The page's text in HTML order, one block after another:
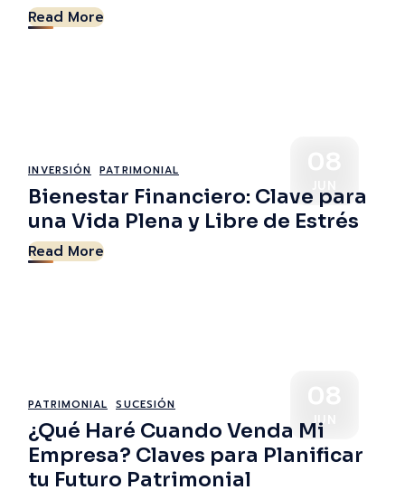
Read More
INVERSIÓN PATRIMONIAL
Bienestar Financiero: Clave para
una Vida Plena y Libre de Estrés
Read More
JUN
PATRIMONIAL SUCESIÓN
¿Qué Haré Cuando Venda Mi
Empresa? Claves para Planificar
tu Futuro Patrimonial